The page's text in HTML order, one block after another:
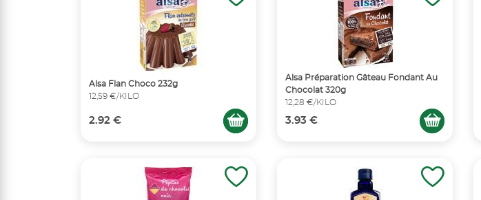
Alsa Flan Choco 232g
12,59 €/KILO
2.92 €
Alsa Préparation Gâteau Fondant Au
Chocolat 320g
12,28 €/KILO
3.93 €